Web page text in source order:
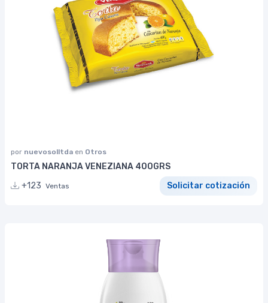
por nuevosolltda en Otros
TORTA NARANJA VENEZIANA 400GRS
+123 Ventas Solicitar cotización